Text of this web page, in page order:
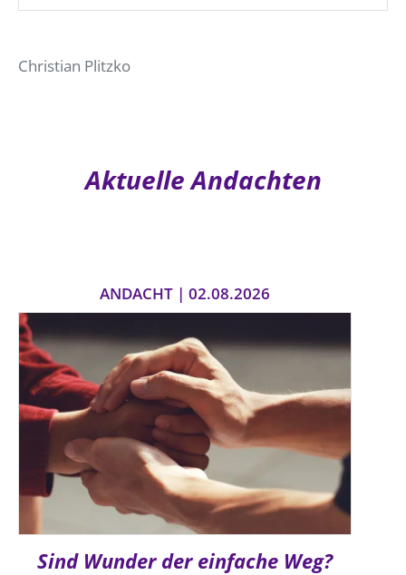
Christian Plitzko
Aktuelle Andachten
ANDACHT | 02.08.2026
Sind Wunder der einfache Weg?